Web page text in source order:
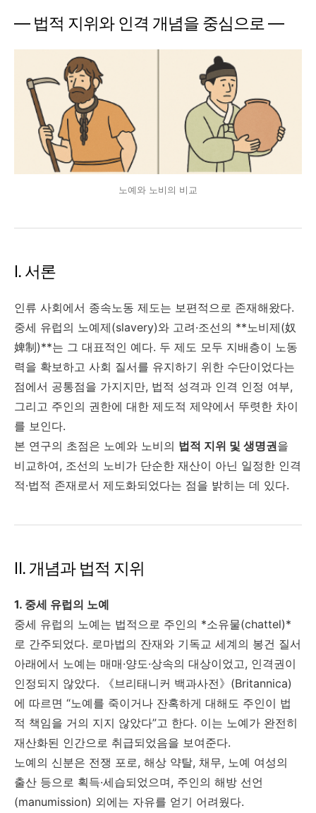
― 법적 지위와 인격 개념을 중심으로 ―
노예와 노비의 비교
Ⅰ. 서론
인류 사회에서 종속노동 제도는 보편적으로 존재해왔다.
중세 유럽의 노예제(slavery)와 고려·조선의 **노비제(奴
婢制)**는 그 대표적인 예다. 두 제도 모두 지배층이 노동
력을 확보하고 사회 질서를 유지하기 위한 수단이었다는
점에서 공통점을 가지지만, 법적 성격과 인격 인정 여부,
그리고 주인의 권한에 대한 제도적 제약에서 뚜렷한 차이
를 보인다.
본 연구의 초점은 노예와 노비의 법적 지위 및 생명권을
비교하여, 조선의 노비가 단순한 재산이 아닌 일정한 인격
적·법적 존재로서 제도화되었다는 점을 밝히는 데 있다.
Ⅱ. 개념과 법적 지위
1. 중세 유럽의 노예
중세 유럽의 노예는 법적으로 주인의 *소유물(chattel)*
로 간주되었다. 로마법의 잔재와 기독교 세계의 봉건 질서
아래에서 노예는 매매·양도·상속의 대상이었고, 인격권이
인정되지 않았다. 《브리태니커 백과사전》(Britannica)
에 따르면 “노예를 죽이거나 잔혹하게 대해도 주인이 법
적 책임을 거의 지지 않았다”고 한다. 이는 노예가 완전히
재산화된 인간으로 취급되었음을 보여준다.
노예의 신분은 전쟁 포로, 해상 약탈, 채무, 노예 여성의
출산 등으로 획득·세습되었으며, 주인의 해방 선언
(manumission) 외에는 자유를 얻기 어려웠다.